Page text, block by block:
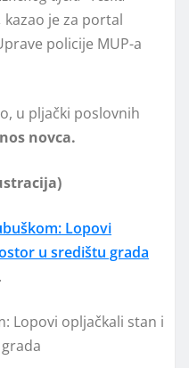
kazao je za portal
policije MUP-a
u pljački poslovnih
novca.
Lopovi
u središtu grada
.